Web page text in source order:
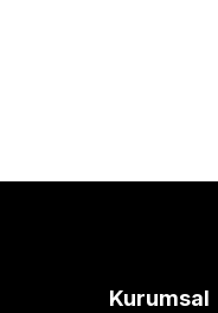
Kurumsal